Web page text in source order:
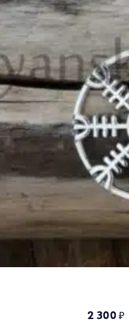
2 300₽